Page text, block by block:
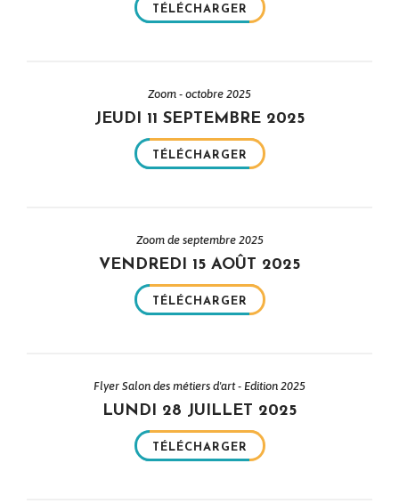
TÉLÉCHARGER
Zoom - octobre 2025
JEUDI 11 SEPTEMBRE 2025
TÉLÉCHARGER
Zoom de septembre 2025
VENDREDI 15 AOÛT 2025
TÉLÉCHARGER
Flyer Salon des métiers d'art - Edition 2025
LUNDI 28 JUILLET 2025
TÉLÉCHARGER